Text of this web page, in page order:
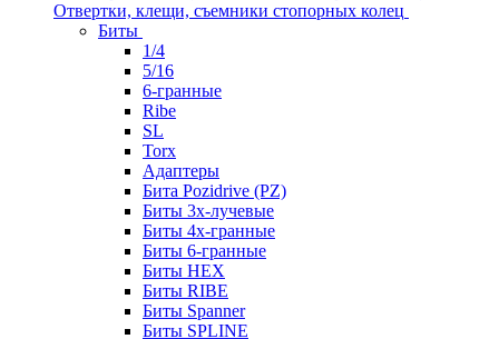
Отвертки, клещи, съемники стопорных колец
Биты
1/4
5/16
6-гранные
Ribe
SL
Torx
Адаптеры
Бита Pozidrive (PZ)
Биты 3х-лучевые
Биты 4х-гранные
Биты 6-гранные
Биты HEX
Биты RIBE
Биты Spanner
Биты SPLINE